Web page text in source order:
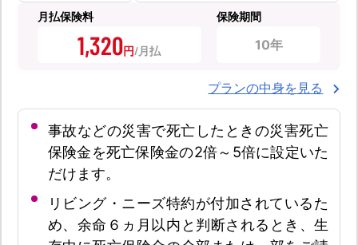
月払保険料
1,320円
保険期間
10年
プランの中身を見る
事故などの災害で死亡したときの災害死亡
保険金を死亡保険金の2倍～5倍に設定いた
だけます。
リビング・ニーズ特約が付加されているた
め、余命６ヵ月以内と判断されるとき、生